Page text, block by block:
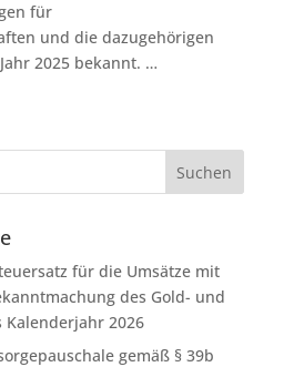
für
und die dazugehörigen
2025 bekannt. …
für die Umsätze mit
des Gold- und
2026
gemäß § 39b